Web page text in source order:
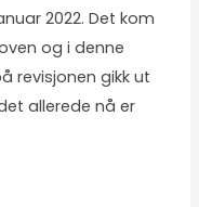
2022. Det kom
og i denne
revisjonen gikk ut
allerede nå er